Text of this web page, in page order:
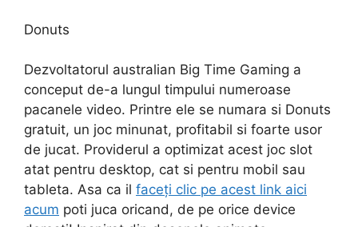
Donuts
Dezvoltatorul australian Big Time Gaming a
conceput de-a lungul timpului numeroase
pacanele video. Printre ele se numara si Donuts
gratuit, un joc minunat, profitabil si foarte usor
de jucat. Providerul a optimizat acest joc slot
atat pentru desktop, cat si pentru mobil sau
tableta. Asa ca il faceți clic pe acest link aici
acum poti juca oricand, de pe orice device